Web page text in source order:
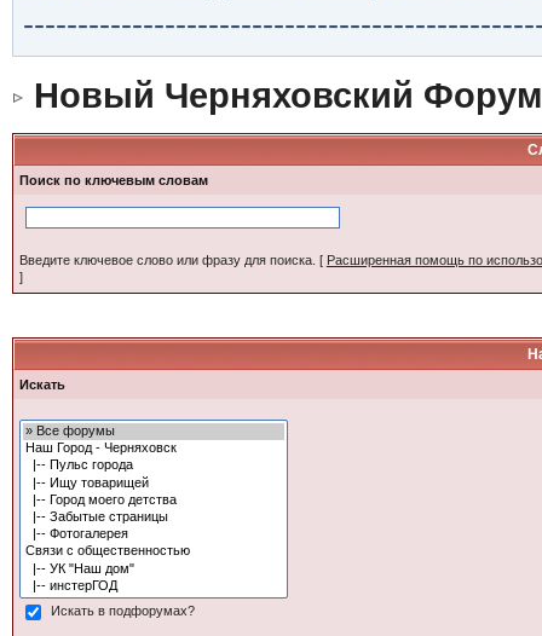
Новый Черняховский Форум
Поиск по ключевым словам
Введите ключевое слово или фразу для поиска. [ Расширенная помощь по
]
Искать
Искать в подфорумах?